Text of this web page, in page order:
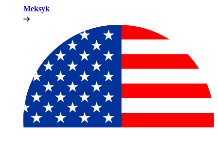
Meksyk​​